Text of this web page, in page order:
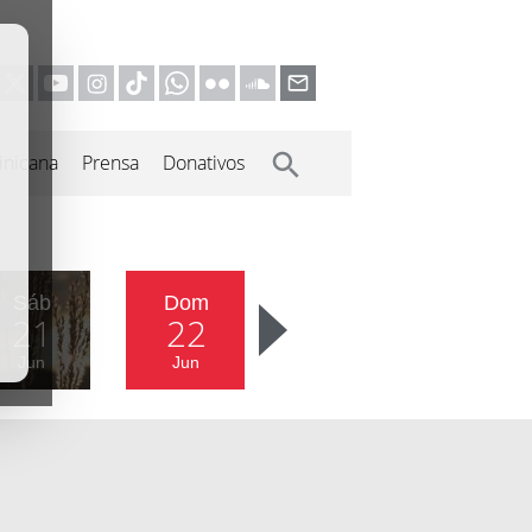
Prensa Donativos
Sáb
21
Jun
Dom
22
Jun